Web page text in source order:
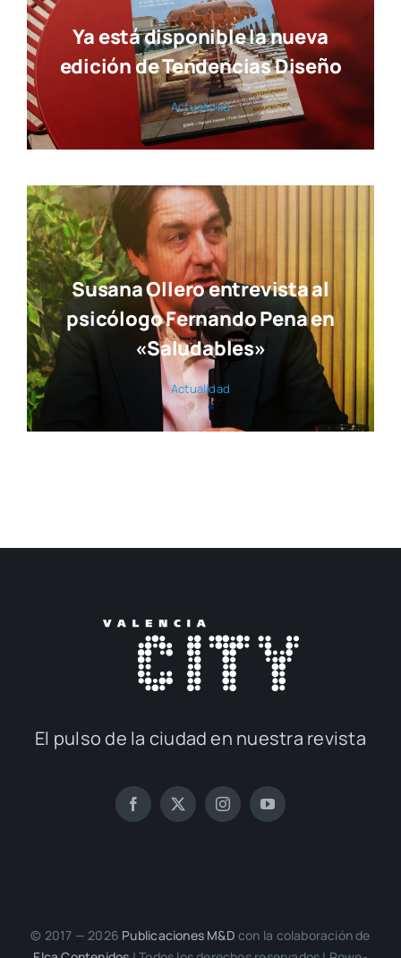
Ya está disponible la nueva
edición de Tendencias Diseño
Actua­li­dad
Susana Ollero entrevista al
psicólogo Fernando Pena en
«Saludables»
Actua­li­dad
El pul­so de la ciu­dad en nues­tra revis­ta
© 2017 — 2026 Publi­ca­cio­nes M&D con la cola­bo­ra­ción de